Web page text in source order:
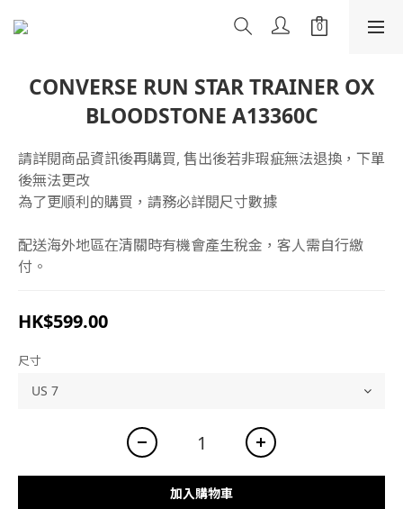
CONVERSE RUN STAR TRAINER OX
BLOODSTONE A13360C
請詳閱商品資訊後再購買, 售出後若非瑕疵無法退換，下單
後無法更改
為了更順利的購買，請務必詳閱尺寸數據
配送海外地區在清關時有機會產生稅金，客人需自行繳
付。
HK$599.00
尺寸
加入購物車